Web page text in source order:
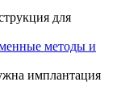
для
методы и
имплантация